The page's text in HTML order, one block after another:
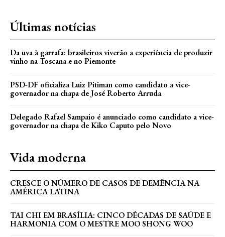
Últimas notícias
Da uva à garrafa: brasileiros viverão a experiência de produzir
vinho na Toscana e no Piemonte
PSD-DF oficializa Luiz Pitiman como candidato a vice-
governador na chapa de José Roberto Arruda
Delegado Rafael Sampaio é anunciado como candidato a vice-
governador na chapa de Kiko Caputo pelo Novo
Vida moderna
CRESCE O NÚMERO DE CASOS DE DEMÊNCIA NA
AMÉRICA LATINA
TAI CHI EM BRASÍLIA: CINCO DÉCADAS DE SAÚDE E
HARMONIA COM O MESTRE MOO SHONG WOO